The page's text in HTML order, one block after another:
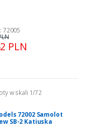
72005
PLN
w skali 1/72
72002 Samolot
SB-2 Katiuska